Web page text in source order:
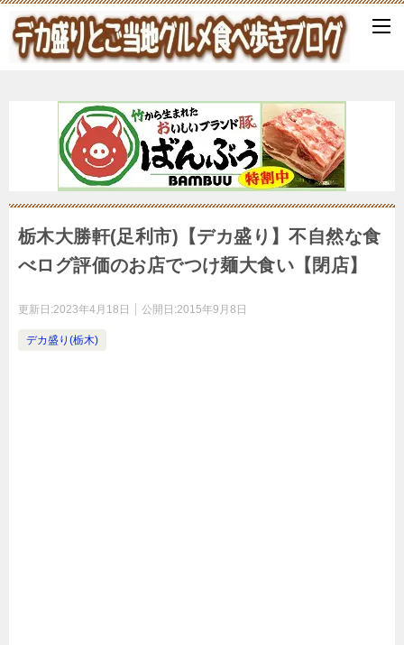
栃木大勝軒(足利市)【デカ盛り】不自然な食
べログ評価のお店でつけ麺大食い【閉店】
更新日:2023年4月18日 公開日:2015年9月8日
デカ盛り(栃木)